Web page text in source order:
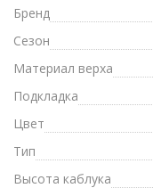
Бренд
Сезон
Материал верха
Подкладка
Цвет
Тип
Высота каблука